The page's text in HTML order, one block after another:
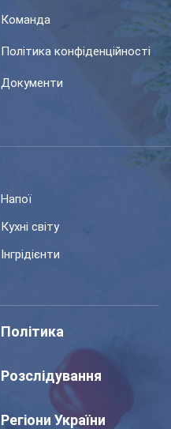
Команда
Політика конфіденційності
Документи
Напої
Кухні світу
Інгрідієнти
Політика
Розслідування
Регіони України